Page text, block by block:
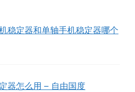
稳定器和单轴手机稳定器哪个
器怎么用 – 自由国度